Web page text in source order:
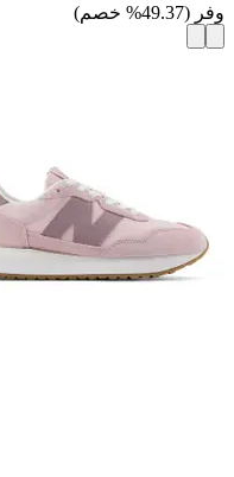
وفر (
49.37
% خصم)